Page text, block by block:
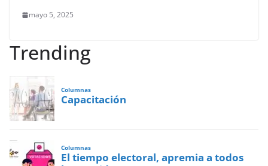
mayo 5, 2025
Trending